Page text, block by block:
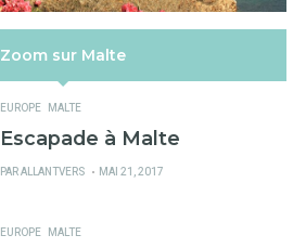
Zoom sur Malte
EUROPE MALTE
Escapade à Malte
PARALLANTVERS
PUBLIÉ
MAI 21, 2017
EUROPE MALTE